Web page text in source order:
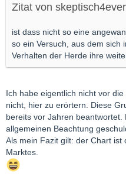
Zitat von skeptisch4ever
ist dass nicht so eine
so ein Versuch, aus dem sich
Verhalten der Herde ihre
Ich habe eigentlich nicht vor
nicht, hier zu erörtern. Diese
bereits vor Jahren
allgemeinen Beachtung
Als mein Fazit gilt: der Chart
Marktes.